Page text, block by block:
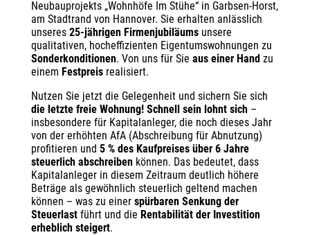
Neubauprojekts „Wohnhöfe Im Stühe“ in Garbsen-Horst,
am Stadtrand von Hannover. Sie erhalten anlässlich
unseres 25-jährigen Firmenjubiläumsunsere
qualitativen, hocheffizienten Eigentumswohnungen zu
Sonderkonditionen. Von uns für Sie aus einer Handzu
einem Festpreisrealisiert.
Nutzen Sie jetzt die Gelegenheit und sichern Sie sich
die letzte freie Wohnung! Schnell sein lohnt sich–
insbesondere für Kapitalanleger, die noch dieses Jahr
von der erhöhten AfA (Abschreibung für Abnutzung)
profitieren und 5 % des Kaufpreises über 6 Jahre
steuerlich abschreibenkönnen. Das bedeutet, dass
Kapitalanleger in diesem Zeitraum deutlich höhere
Beträge als gewöhnlich steuerlich geltend machen
können – was zu einer spürbaren Senkung der
Steuerlastführt und die Rentabilität der Investition
erheblich steigert.